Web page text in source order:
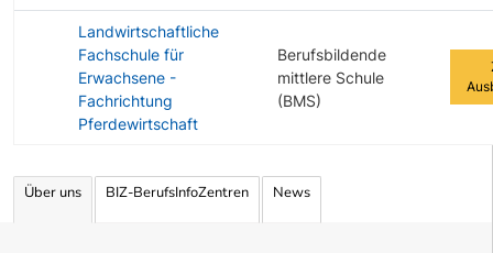
Landwirtschaftliche
Fachschule für
Erwachsene -
Fachrichtung
Pferdewirtschaft
Berufsbildende
mittlere Schule
(BMS)
Über uns BIZ-BerufsInfoZentren News